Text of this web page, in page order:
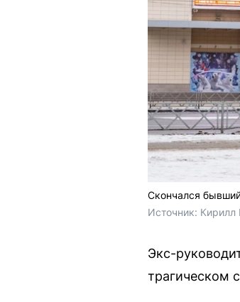
Скончался
Источник: Кирилл
Экс-
трагическом